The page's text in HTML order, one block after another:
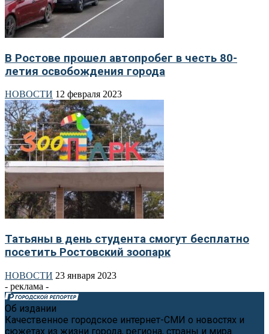
В Ростове прошел автопробег в честь 80-
летия освобождения города
НОВОСТИ 12 февраля 2023
Татьяны в день студента смогут бесплатно
посетить Ростовский зоопарк
НОВОСТИ 23 января 2023
- реклама -
Об издании
Качественное городское интернет-СМИ о новостях и
сюжетах из жизни города, региона, страны и мира.